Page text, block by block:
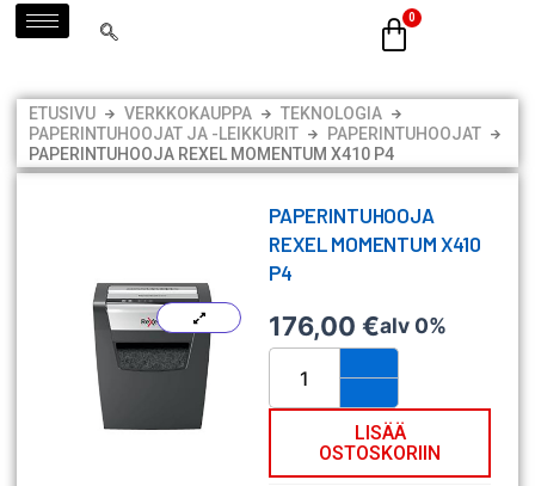
Siirry
sisältöön
ETUSIVU VERKKOKAUPPA
TEKNOLOGIA
PAPERINTUHOOJAT JA -LEIKKURIT
PAPERINTUHOOJAT
PAPERINTUHOOJA REXEL MOMENTUM X410 P4
PAPERINTUHOOJA
REXEL MOMENTUM X410
P4
176,00€alv 0%
Paperintuhooja
Rexel
Momentum
määrä
LISÄÄ
OSTOSKORIIN